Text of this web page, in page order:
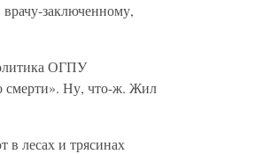
врачу-заключенному,
ОГПУ
смерти». Ну, что-ж. Жил
в лесах и трясинах